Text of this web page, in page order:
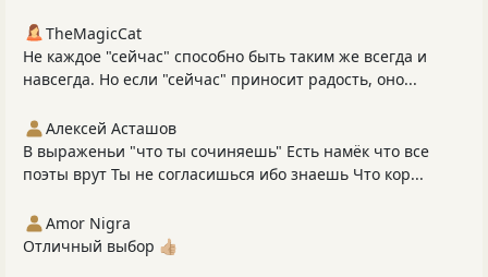
TheMagicCat
Не каждое "сейчас" способно быть таким же всегда и
навсегда. Но если "сейчас" приносит радость, оно...
Алексей Асташов
В выраженьи "что ты сочиняешь" Есть намёк что все
поэты врут Ты не согласишься ибо знаешь Что кор...
Amor Nigra
Отличный выбор 👍🏼